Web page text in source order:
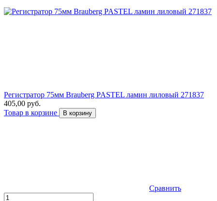
Регистратор 75мм Brauberg PASTEL ламин лиловый 271837
405,00 руб.
Товар в корзине
В корзину
Сравнить